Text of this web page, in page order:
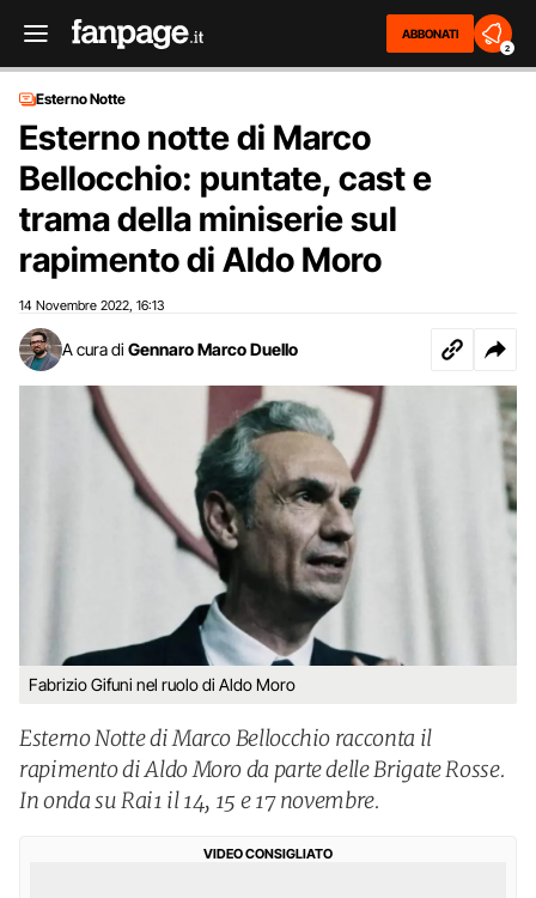
ABBONATI
2
Esterno Notte
Esterno notte di Marco
Bellocchio: puntate, cast e
trama della miniserie sul
rapimento di Aldo Moro
14 Novembre 2022 16:13
A cura di Gennaro Marco Duello
Fabrizio Gifuni nel ruolo di Aldo Moro
Esterno Notte di Marco Bellocchio racconta il
rapimento di Aldo Moro da parte delle Brigate Rosse.
In onda su Rai1 il 14, 15 e 17 novembre.
VIDEO CONSIGLIATO